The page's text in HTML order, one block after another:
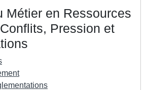
Métier en Ressources
Pression et